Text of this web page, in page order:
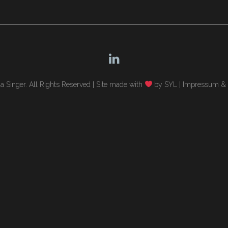
Singer. All Rights Reserved | Site made with by SYL Impressum